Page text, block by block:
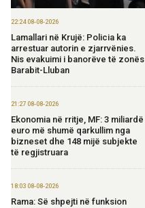
22:24 08-08-2026
Lamallari në Krujë: Policia ka
arrestuar autorin e zjarrvënies.
Nis evakuimi i banorëve të zonës
Barabit-Lluban
21:27 08-08-2026
Ekonomia në rritje, MF: 3 miliardë
euro më shumë qarkullim nga
bizneset dhe 148 mijë subjekte
të regjistruara
18:03 08-08-2026
Rama: Së shpejti në funksion